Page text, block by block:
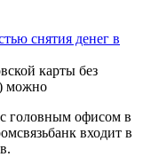
снятия денег в
карты без
можно
головным офисом в
входит в